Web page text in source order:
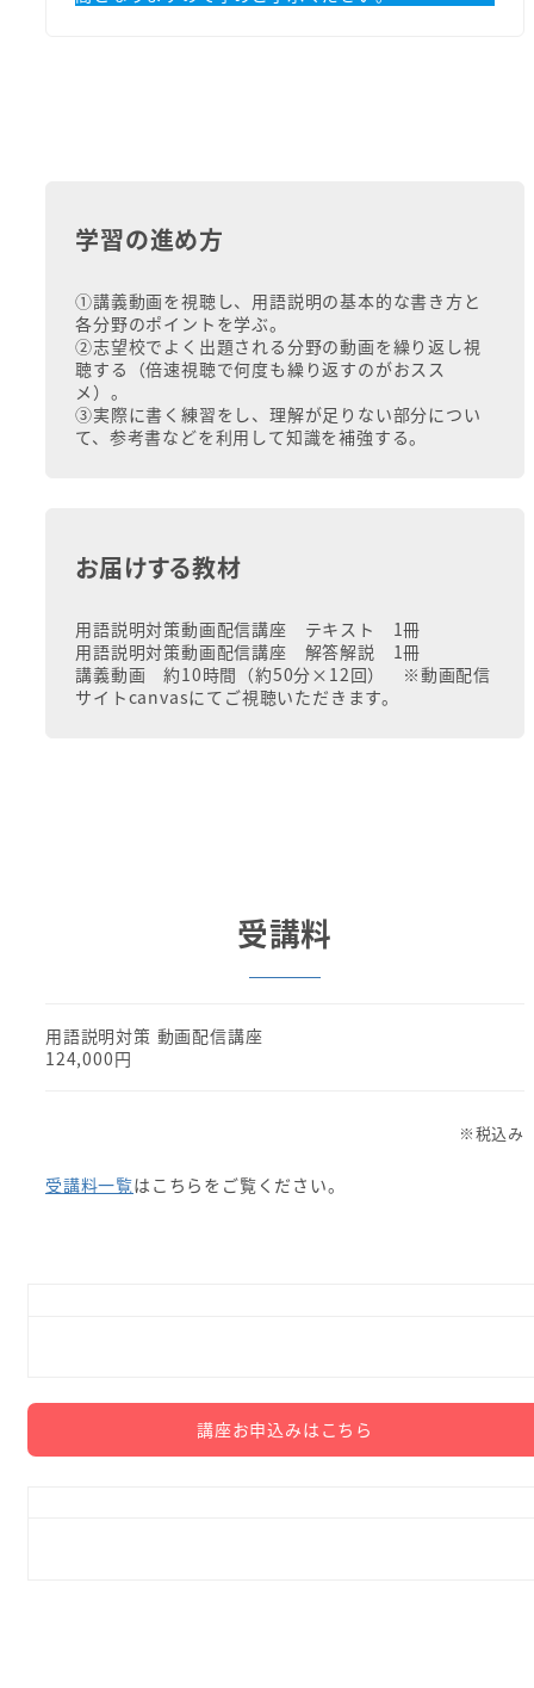
学習の進め方
①講義動画を視聴し、用語説明の基本的な書き方と
各分野のポイントを学ぶ。
②志望校でよく出題される分野の動画を繰り返し視
聴する（倍速視聴で何度も繰り返すのがおスス
メ）。
③実際に書く練習をし、理解が足りない部分につい
て、参考書などを利用して知識を補強する。
お届けする教材
用語説明対策動画配信講座 テキスト 1冊
用語説明対策動画配信講座 解答解説 1冊
講義動画 約10時間（約50分×12回） ※動画配信
サイトcanvasにてご視聴いただきます。
受講料
用語説明対策 動画配信講座
124,000円
※税込み
受講料一覧はこちらをご覧ください。
講座お申込みはこちら